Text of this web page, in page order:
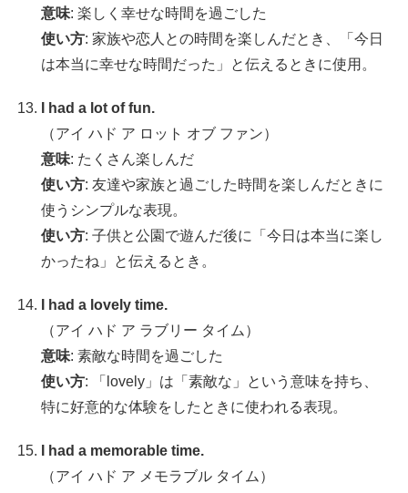
意味: 楽しく幸せな時間を過ごした
使い方: 家族や恋人との時間を楽しんだとき、「今日
は本当に幸せな時間だった」と伝えるときに使用。
I had a lot of fun.
（アイ ハド ア ロット オブ ファン）
意味: たくさん楽しんだ
使い方: 友達や家族と過ごした時間を楽しんだときに
使うシンプルな表現。
使い方: 子供と公園で遊んだ後に「今日は本当に楽し
かったね」と伝えるとき。
I had a lovely time.
（アイ ハド ア ラブリー タイム）
意味: 素敵な時間を過ごした
使い方: 「lovely」は「素敵な」という意味を持ち、
特に好意的な体験をしたときに使われる表現。
I had a memorable time.
（アイ ハド ア メモラブル タイム）